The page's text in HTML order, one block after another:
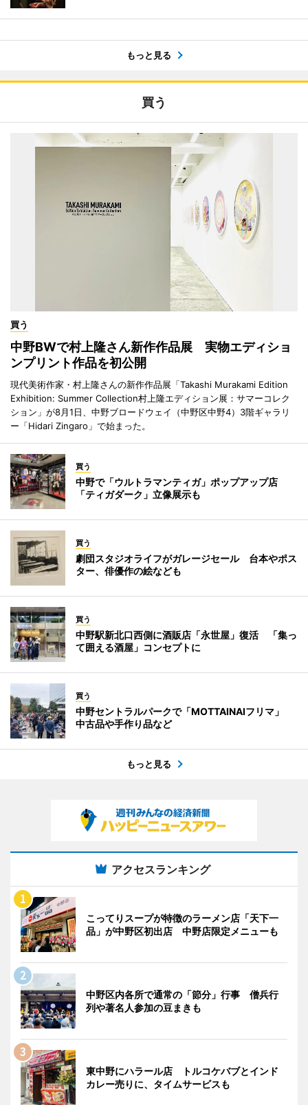
もっと見る
買う
買う
中野BWで村上隆さん新作作品展 実物エディショ
ンプリント作品を初公開
現代美術作家・村上隆さんの新作作品展「Takashi Murakami Edition
Exhibition: Summer Collection村上隆エディション展：サマーコレク
ション」が8月1日、中野ブロードウェイ（中野区中野4）3階ギャラリ
ー「Hidari Zingaro」で始まった。
買う
中野で「ウルトラマンティガ」ポップアップ店
「ティガダーク」立像展示も
買う
劇団スタジオライフがガレージセール 台本やポス
ター、俳優作の絵なども
買う
中野駅新北口西側に酒販店「永世屋」復活 「集っ
て囲える酒屋」コンセプトに
買う
中野セントラルパークで「MOTTAINAIフリマ」
中古品や手作り品など
もっと見る
アクセスランキング
こってりスープが特徴のラーメン店「天下一
品」が中野区初出店 中野店限定メニューも
中野区内各所で通常の「節分」行事 僧兵行
列や著名人参加の豆まきも
東中野にハラール店 トルコケバブとインド
カレー売りに、タイムサービスも